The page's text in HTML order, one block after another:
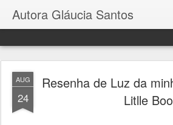
Autora Gláucia Santos
AUG
24
Resenha de Luz da
Litlle